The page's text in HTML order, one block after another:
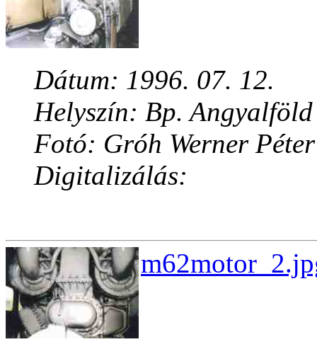
Dátum: 1996. 07. 12.
Helyszín: Bp. Angyalföld
Fotó: Gróh Werner Péter
Digitalizálás: